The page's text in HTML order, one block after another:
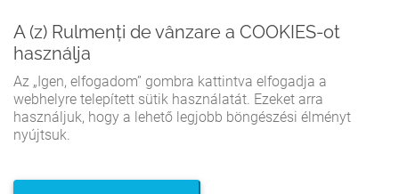
FELHASZNÁLÁSI FELTÉTELEK
ADATVÉDELMI IRÁNYELVEK
COOKIE-IRÁNYELVEK
KAPCSOLATBA LÉPNI
A (z) Rulmenți de vânzare a COOKIES-ot
használja
Az „Igen, elfogadom” gombra kattintva elfogadja a
webhelyre telepített sütik használatát. Ezeket arra
használjuk, hogy a lehető legjobb böngészési élményt
nyújtsuk.